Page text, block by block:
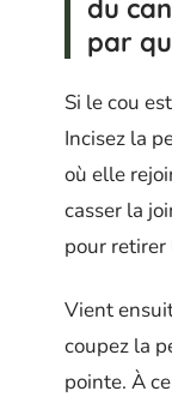
du
par
Si le cou
Incisez la
où elle
casser la
pour retirer
Vient
coupez la
pointe. À